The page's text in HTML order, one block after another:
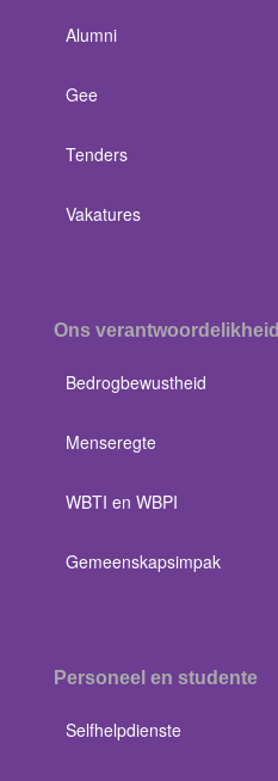
Alumni
Gee
Tenders
Vakatures
Ons verantwoordelikheid
Bedrogbewustheid
Menseregte
WBTI en WBPI
Gemeenskapsimpak
Personeel en studente
Selfhelpdienste